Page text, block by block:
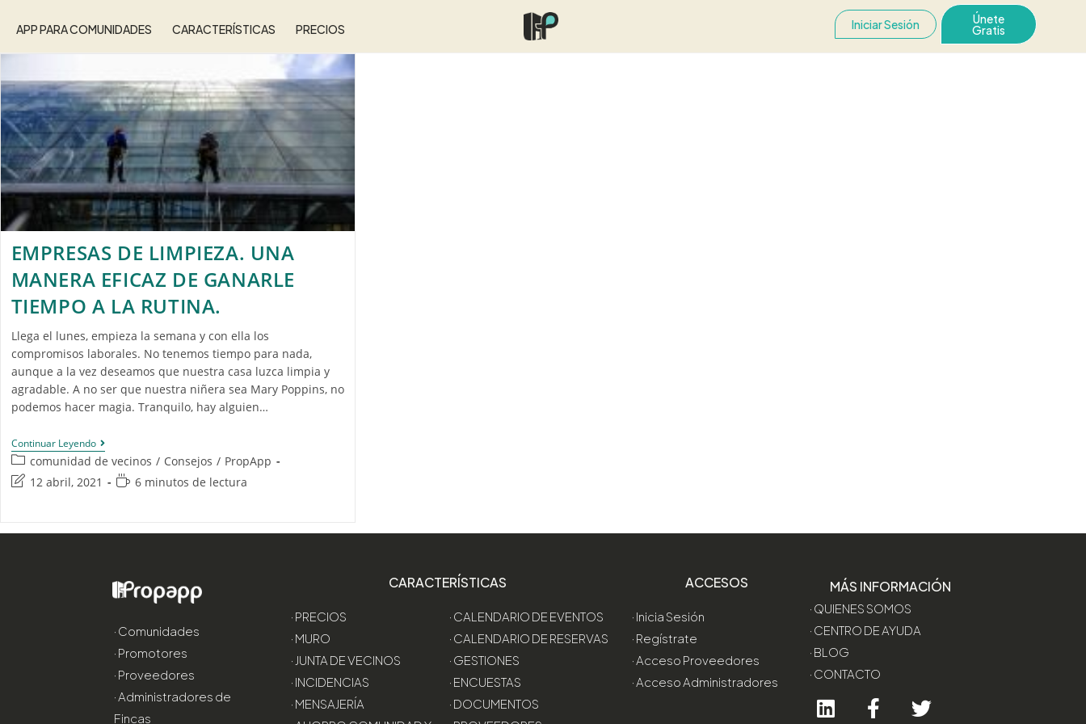
APP PARA COMUNIDADES CARACTERÍSTICAS PRECIOS Iniciar Sesión Únete
Gratis
EMPRESAS DE LIMPIEZA. UNA
MANERA EFICAZ DE GANARLE
TIEMPO A LA RUTINA.
Llega el lunes, empieza la semana y con ella los
compromisos laborales. No tenemos tiempo para nada,
aunque a la vez deseamos que nuestra casa luzca limpia y
agradable. A no ser que nuestra niñera sea Mary Poppins, no
podemos hacer magia. Tranquilo, hay alguien…
Continuar Leyendo
comunidad de vecinos / Consejos / PropApp
12 abril, 2021
6 minutos de lectura
· Comunidades
· Promotores
· Proveedores
· Administradores de
Fincas
CARACTERÍSTICAS
· PRECIOS
· MURO
· JUNTA DE VECINOS
· INCIDENCIAS
· MENSAJERÍA
· CALENDARIO DE EVENTOS
· CALENDARIO DE RESERVAS
· GESTIONES
· ENCUESTAS
· DOCUMENTOS
ACCESOS
· Inicia Sesión
· Regístrate
· Acceso Proveedores
· Acceso Administradores
MÁS INFORMACIÓN
· QUIENES SOMOS
· CENTRO DE AYUDA
· BLOG
· CONTACTO